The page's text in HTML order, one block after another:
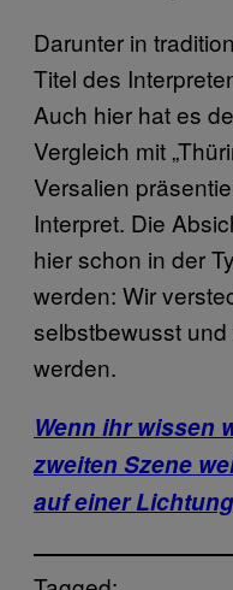
Darunter in
Titel des
Auch hier hat es
Vergleich mit
Versalien
Interpret. Die
hier schon in der
werden: Wir
selbstbewusst
werden.
Wenn ihr wissen
zweiten Szene
auf einer